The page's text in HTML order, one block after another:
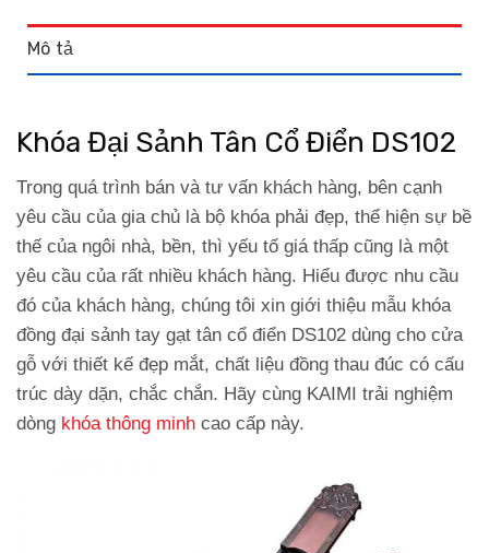
Mô tả
Khóa Đại Sảnh Tân Cổ Điển DS102
Trong quá trình bán và tư vấn khách hàng, bên cạnh
yêu cầu của gia chủ là bộ khóa phải đẹp, thể hiện sự bề
thế của ngôi nhà, bền, thì yếu tố giá thấp cũng là một
yêu cầu của rất nhiều khách hàng. Hiểu được nhu cầu
đó của khách hàng, chúng tôi xin giới thiệu mẫu khóa
đồng đại sảnh tay gạt tân cổ điển DS102 dùng cho cửa
gỗ với thiết kế đẹp mắt, chất liệu đồng thau đúc có cấu
trúc dày dặn, chắc chắn. Hãy cùng KAIMI trải nghiệm
dòng khóa thông minh cao cấp này.